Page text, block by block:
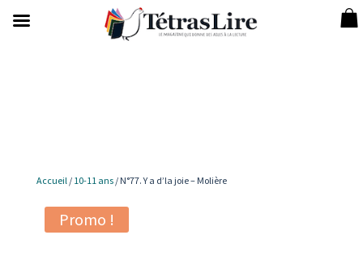
Accueil/ 10-11 ans/ N°77. Y a d’la joie – Molière
Promo !